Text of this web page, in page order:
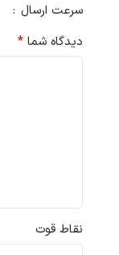
سرعت ارسال
دیدگاه شما *
نقاط قوت